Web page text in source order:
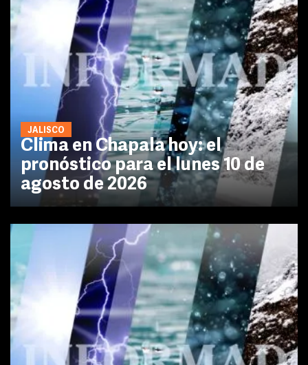
JALISCO
Clima en Chapala hoy: el
pronóstico para el lunes 10 de
agosto de 2026